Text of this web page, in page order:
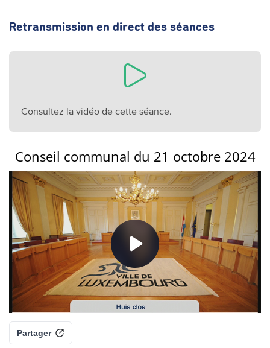
Retransmission en direct des séances
Consultez la vidéo de cette séance.